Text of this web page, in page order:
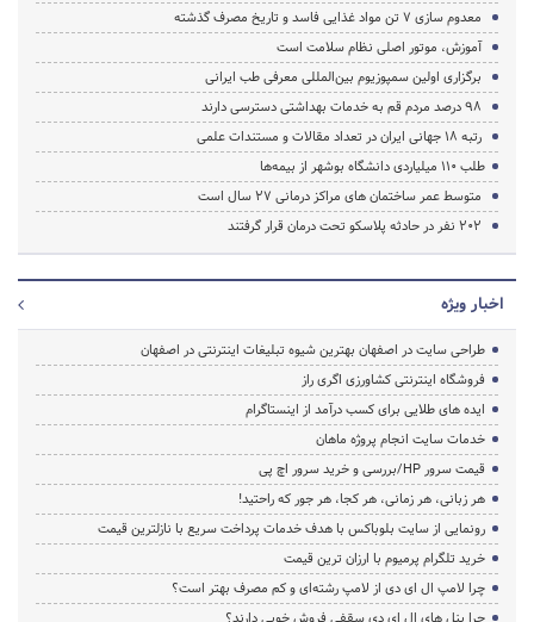
معدوم سازی 7 تن مواد غذایی فاسد و تاریخ مصرف گذشته
آموزش، موتور اصلی نظام سلامت است
برگزاری اولین سمپوزیوم بین‌المللی معرفی طب ایرانی
98 درصد مردم قم به خدمات بهداشتی دسترسی دارند
رتبه 18 جهانی ایران در تعداد مقالات و مستندات علمی
طلب ۱۱۰ میلیاردی دانشگاه بوشهر از بیمه‌ها
متوسط عمر ساختمان هاى مراکز درمانى 27 سال است
202 نفر در حادثه پلاسکو تحت درمان قرار گرفتند
اخبار ویژه
طراحی سایت در اصفهان بهترین شیوه تبلیغات اینترنتی در اصفهان
فروشگاه اینترنتی کشاورزی اگری راز
ایده های طلایی برای کسب درآمد از اینستاگرام
خدمات سایت انجام پروژه ماهان
قیمت سرور HP/بررسی و خرید سرور اچ پی
هر زبانی، هر زمانی، هر کجا، هر جور که راحتید!
رونمایی از سایت بلوباکس با هدف خدمات پرداخت سریع با نازلترین قیمت
خرید تلگرام پرمیوم با ارزان ترین قیمت
چرا لامپ ال ای دی از لامپ رشته‌ای و کم مصرف بهتر است؟